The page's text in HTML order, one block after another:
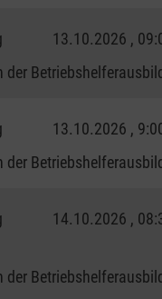
13.10.2026 ,
der
13.10.2026 ,
der
14.10.2026 ,
der